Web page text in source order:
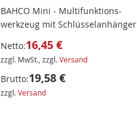
BAHCO Mini - Multifunktions-
werkzeug mit Schlüsselanhänger
Netto:16,45 €
zzgl. MwSt., zzgl.Versand
Brutto:19,58 €
zzgl.Versand